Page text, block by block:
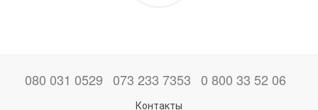
080 031 0529 073 233 7353 0 800 33 52 06
Контакты